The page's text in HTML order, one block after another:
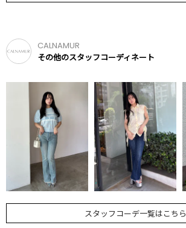
CALNAMUR
その他のスタッフコーディネート
スタッフコーデ一覧はこちら